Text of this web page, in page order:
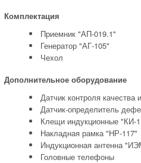
Комплектация
Приемник "АП-019.1"
Генератор "АГ-105"
Чехол
Дополнительное оборудование
Датчик контроля
Датчик-определитель
Клещи индукционные "КИ-
Накладная рамка "НР-117"
Индукционная антенна
Головные телефоны